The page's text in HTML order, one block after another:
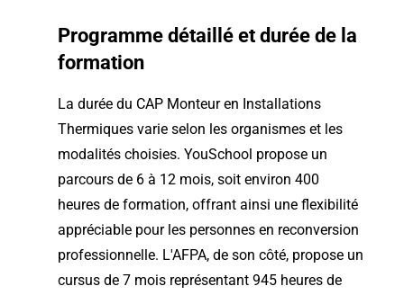
Programme détaillé et durée de la
formation
La durée du CAP Monteur en Installations
Thermiques varie selon les organismes et les
modalités choisies. YouSchool propose un
parcours de 6 à 12 mois, soit environ 400
heures de formation, offrant ainsi une flexibilité
appréciable pour les personnes en reconversion
professionnelle. L'AFPA, de son côté, propose un
cursus de 7 mois représentant 945 heures de